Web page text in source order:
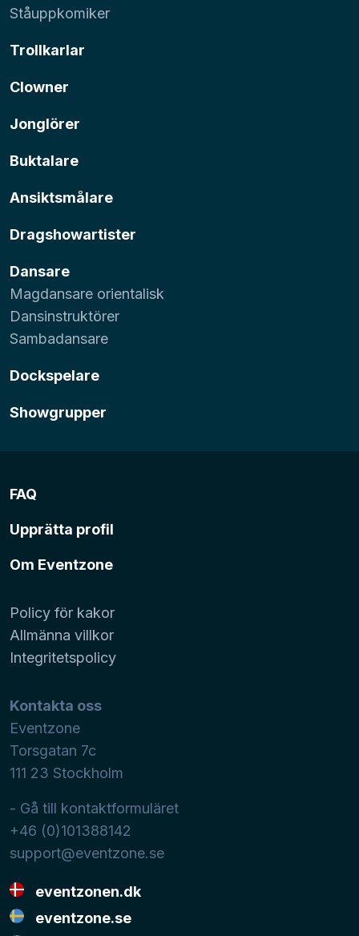
Ståuppkomiker
Trollkarlar
Clowner
Jonglörer
Buktalare
Ansiktsmålare
Dragshowartister
Dansare
Magdansare orientalisk
Dansinstruktörer
Sambadansare
Dockspelare
Showgrupper
FAQ
Upprätta profil
Om Eventzone
Policy för kakor
Allmänna villkor
Integritetspolicy
Kontakta oss
Eventzone
Torsgatan 7c
111 23 Stockholm
- Gå till kontaktformuläret
+46 (0)101388142
support@eventzone.se
eventzonen.dk
eventzone.se